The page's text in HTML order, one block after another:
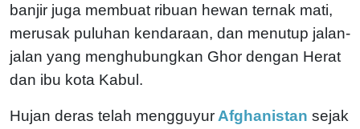
banjir juga membuat ribuan hewan ternak mati,
merusak puluhan kendaraan, dan menutup jalan-
jalan yang menghubungkan Ghor dengan Herat
dan ibu kota Kabul.
Hujan deras telah mengguyur Afghanistan sejak